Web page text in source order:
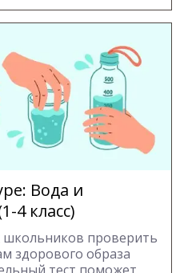
Вода и
4 класс)
проверить
здорового образа